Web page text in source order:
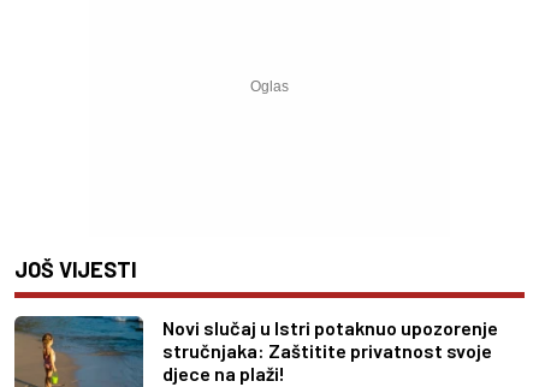
JOŠ VIJESTI
Novi slučaj u Istri potaknuo upozorenje
stručnjaka: Zaštitite privatnost svoje
djece na plaži!